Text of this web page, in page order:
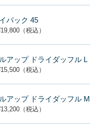
パック 45
（税込）
アップ ドライダッフル L
（税込）
アップ ドライダッフル M
（税込）